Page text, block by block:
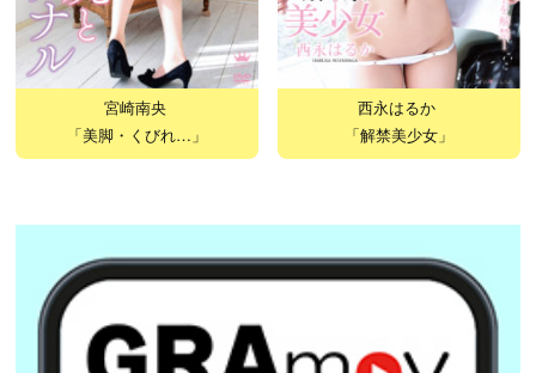
宮崎南央
「美脚・くびれ…」
西永はるか
「解禁美少女」